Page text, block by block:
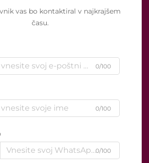
vas bo kontaktiral v najkrajšem
času.
0/100
0/100
0/100